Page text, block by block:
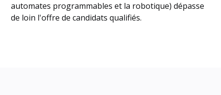
automates programmables et la robotique) dépasse
de loin l'offre de candidats qualifiés.